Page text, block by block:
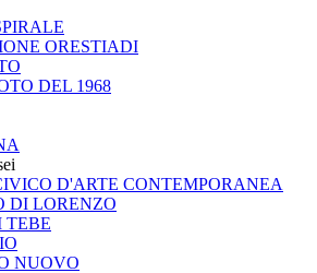
ORESTIADI
DEL 1968
D'ARTE CONTEMPORANEA
DI LORENZO
TEBE
NUOVO